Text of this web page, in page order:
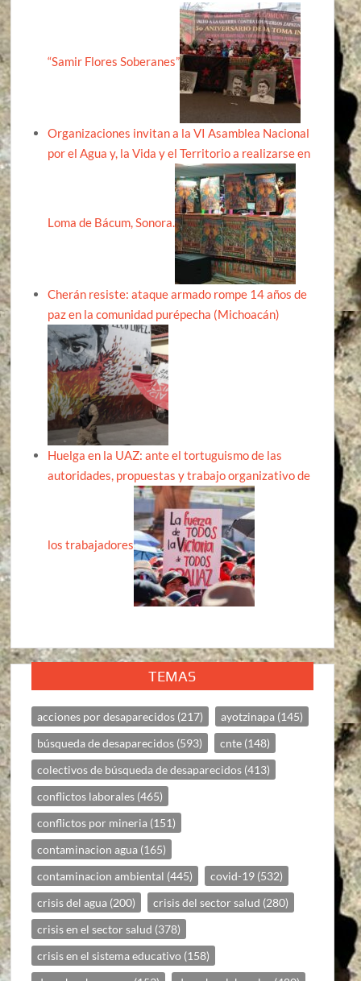
“Samir Flores Soberanes”
Organizaciones invitan a la VI Asamblea Nacional
por el Agua y, la Vida y el Territorio a realizarse en
Loma de Bácum, Sonora.
Cherán resiste: ataque armado rompe 14 años de
paz en la comunidad purépecha (Michoacán)
Huelga en la UAZ: ante el tortuguismo de las
autoridades, propuestas y trabajo organizativo de
los trabajadores
TEMAS
acciones por desaparecidos (217) ayotzinapa (145)
búsqueda de desaparecidos (593) cnte (148)
colectivos de búsqueda de desaparecidos (413)
conflictos laborales (465)
conflictos por mineria (151)
contaminacion agua (165)
contaminacion ambiental (445) covid-19 (532)
crisis del agua (200) crisis del sector salud (280)
crisis en el sector salud (378)
crisis en el sistema educativo (158)